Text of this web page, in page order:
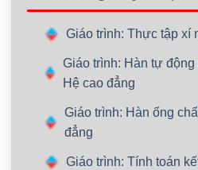
Giáo trình: Thực tập xí
Giáo trình: Hàn tự
Hệ cao đẳng
Giáo trình: Hàn ống
đẳng
Giáo trình: Tính toán